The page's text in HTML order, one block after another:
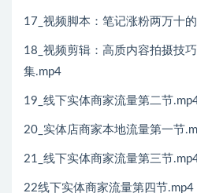
17_视频脚本：笔记涨粉两万十
18_视频剪辑：高质内容拍摄技
集.mp4
19_线下实体商家流量第二节
20_实体店商家本地流量第一节
21_线下实体商家流量第三节
22线下实体商家流量第四节.mp4